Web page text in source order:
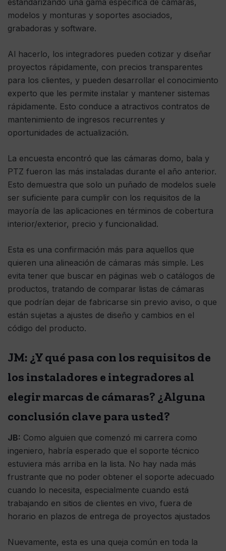
estandarizando una gama específica de cámaras,
modelos y monturas y soportes asociados,
grabadoras y software.
Al hacerlo, los integradores pueden cotizar y diseñar
proyectos rápidamente, con precios transparentes
para los clientes, y pueden desarrollar el conocimiento
experto que les permite instalar y mantener sistemas
rápidamente. Esto conduce a atractivos contratos de
mantenimiento de ingresos recurrentes y
oportunidades de actualización.
La encuesta encontró que las cámaras domo, bala y
PTZ fueron las más instaladas durante el año anterior.
Esto demuestra que solo un puñado de modelos suele
ser suficiente para cumplir con los requisitos de la
mayoría de las aplicaciones en términos de cobertura
interior/exterior, precio y funcionalidad.
Esta es una confirmación más para aquellos que
quieren una alineación de cámaras más simple. Les
evita tener que buscar en páginas web o catálogos de
productos, tratando de comparar listas de cámaras
que podrían dejar de fabricarse sin previo aviso, o que
están sujetas a ajustes de diseño y cambios en el
código del producto.
JM: ¿Y qué pasa con los requisitos de
los instaladores e integradores al
elegir marcas de cámaras? ¿Alguna
conclusión clave para usted?
JB: Como alguien que comenzó mi carrera como
ingeniero, habría esperado que el soporte técnico
estuviera más arriba en la lista. No hay nada más
frustrante que no poder obtener el soporte adecuado
cuando lo necesita, especialmente cuando está
trabajando en sitios de clientes en vivo, fuera de
horario en plazos de entrega de proyectos ajustados
Nuevamente, esta es una queja común en toda la